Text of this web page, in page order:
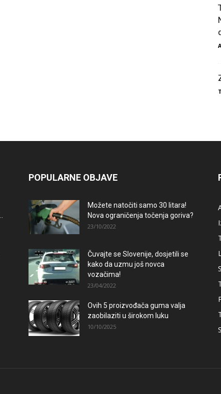
POPULARNE OBJAVE
Možete natočiti samo 30 litara!
Nova ograničenja točenja goriva?
23/10/2022
Čuvajte se Slovenije, dosjetili se
kako da uzmu još novca
vozačima!
23/04/2022
Ovih 5 proizvođača guma valja
zaobilaziti u širokom luku
10/10/2025